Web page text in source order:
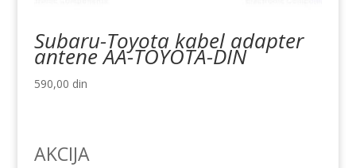
Subaru-Toyota kabel adapter
antene AA-TOYOTA-DIN
590,00 din
AKCIJA